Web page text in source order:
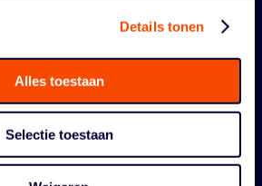
Details tonen
Alles toestaan
Selectie toestaan